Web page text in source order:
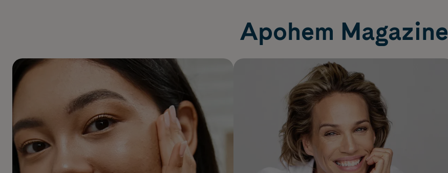
Apohem Magazine